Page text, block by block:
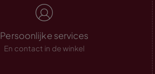
Persoonlijke services
En contact in de winkel